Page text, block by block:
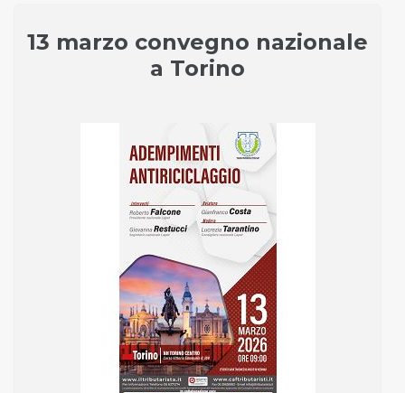
13 marzo convegno nazionale
a Torino